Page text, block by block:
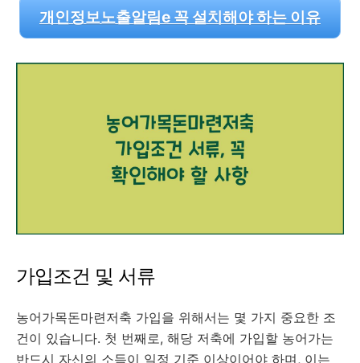
개인정보노출알림e 꼭 설치해야 하는 이유
가입조건 및 서류
농어가목돈마련저축 가입을 위해서는 몇 가지 중요한 조
건이 있습니다. 첫 번째로, 해당 저축에 가입할 농어가는
반드시 자신의 소득이 일정 기준 이상이어야 하며, 이는